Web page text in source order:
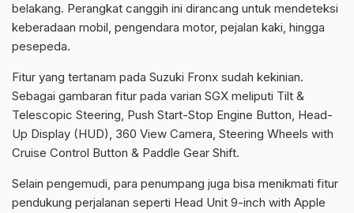
belakang. Perangkat canggih ini dirancang untuk mendeteksi
keberadaan mobil, pengendara motor, pejalan kaki, hingga
pesepeda.
Fitur yang tertanam pada Suzuki Fronx sudah kekinian.
Sebagai gambaran fitur pada varian SGX meliputi Tilt &
Telescopic Steering, Push Start-Stop Engine Button, Head-
Up Display (HUD), 360 View Camera, Steering Wheels with
Cruise Control Button & Paddle Gear Shift.
Selain pengemudi, para penumpang juga bisa menikmati fitur
pendukung perjalanan seperti Head Unit 9-inch with Apple